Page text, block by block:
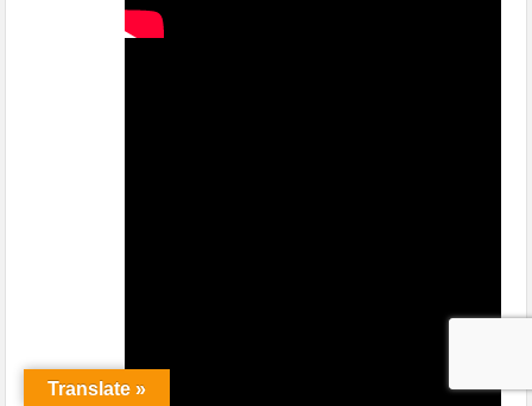
Translate »